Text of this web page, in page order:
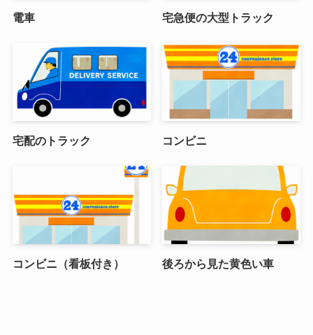
電車 宅急便の大型トラック
宅配のトラック コンビニ
コンビニ（看板付き） 後ろから見た黄色い車